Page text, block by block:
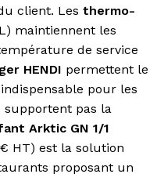
client. Les thermo-
maintiennent les
de service
HENDI permettent le
pour les
pas la
Arktic GN 1/1
HT) est la solution
proposant un